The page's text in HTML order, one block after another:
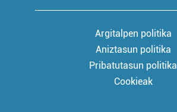
Argitalpen politika
Aniztasun politika
Pribatutasun politika
Cookieak